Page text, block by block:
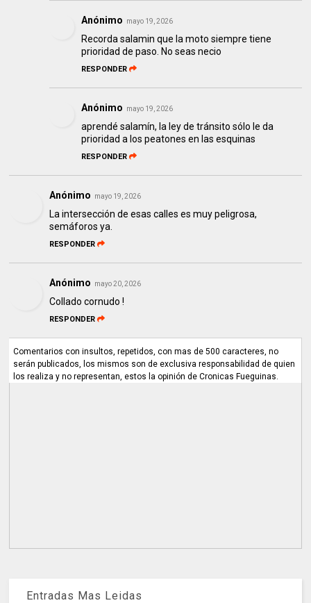
Anónimo mayo 19, 2026
Recorda salamin que la moto siempre tiene
prioridad de paso. No seas necio
RESPONDER
Anónimo mayo 19, 2026
aprendé salamín, la ley de tránsito sólo le da
prioridad a los peatones en las esquinas
RESPONDER
Anónimo mayo 19, 2026
La intersección de esas calles es muy peligrosa,
semáforos ya.
RESPONDER
Anónimo mayo 20, 2026
Collado cornudo !
RESPONDER
Comentarios con insultos, repetidos, con mas de 500 caracteres, no
serán publicados, los mismos son de exclusiva responsabilidad de quien
los realiza y no representan, estos la opinión de Cronicas Fueguinas.
Entradas Mas Leidas